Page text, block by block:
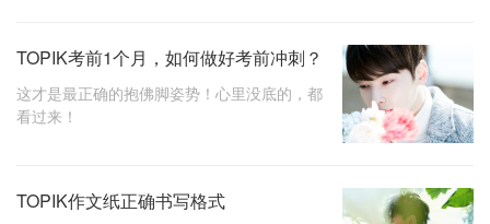
TOPIK考前1个月，如何做好考前冲刺？
这才是最正确的抱佛脚姿势！心里没底的，都
看过来！
TOPIK作文纸正确书写格式